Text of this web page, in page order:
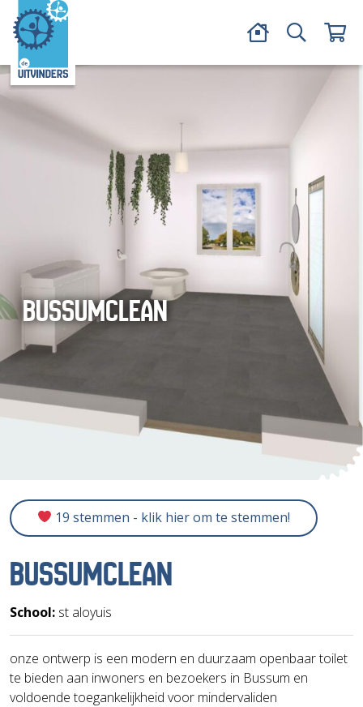
BUSSUMCLEAN
19 stemmen - klik hier om te stemmen!
BUSSUMCLEAN
School: st aloyuis
onze ontwerp is een modern en duurzaam openbaar toilet
te bieden aan inwoners en bezoekers in Bussum en
voldoende toegankelijkheid voor mindervaliden